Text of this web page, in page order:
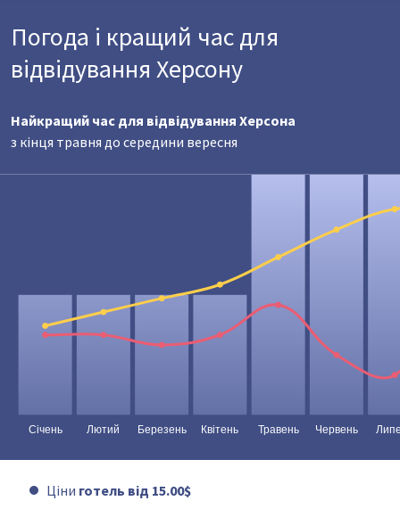
Погода і кращий час для
відвідування Херсону
Найкращий час для відвідування Херсона
з кінця травня до середини вересня
Ціни готель від 15.00$